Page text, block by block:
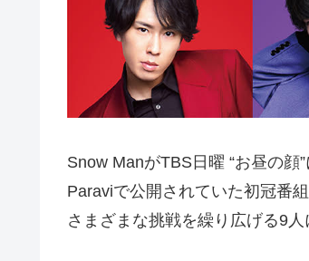
Snow ManがTBS日曜 “お昼の顔”
Paraviで公開されていた初冠番
さまざまな挑戦を繰り広げる9